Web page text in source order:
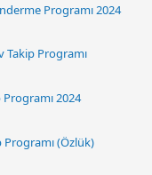
Programı 2024
Takip Programı
2024
Programı (Özlük)